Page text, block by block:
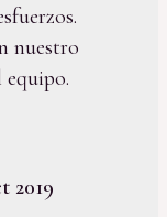
nuestro
equipo.
2019